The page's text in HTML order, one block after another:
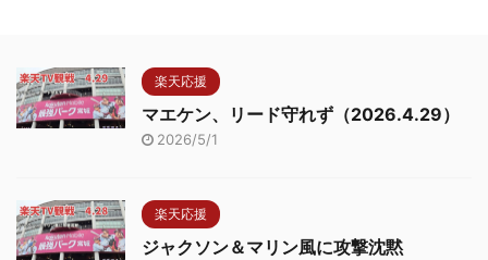
楽天応援
マエケン、リード守れず（2026.4.29）
2026/5/1
楽天応援
ジャクソン＆マリン風に攻撃沈黙